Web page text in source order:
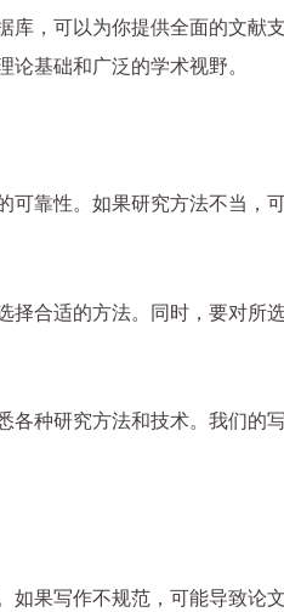
，可以为你提供全面的文献
基础和广泛的学术视野。
靠性。如果研究方法不当，
择合适的方法。同时，要对
各种研究方法和技术。我们的
果写作不规范，可能导致论文